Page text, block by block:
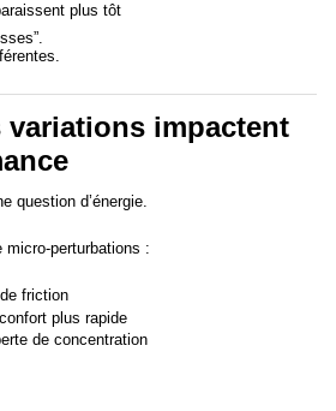
plus tôt
variations impactent
question d’énergie.
micro-perturbations :
friction
plus rapide
de concentration